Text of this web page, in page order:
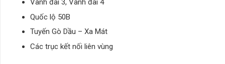
Vành đai 3, Vành đai 4
Quốc lộ 50B
Tuyến Gò Dầu – Xa Mát
Các trục kết nối liên vùng